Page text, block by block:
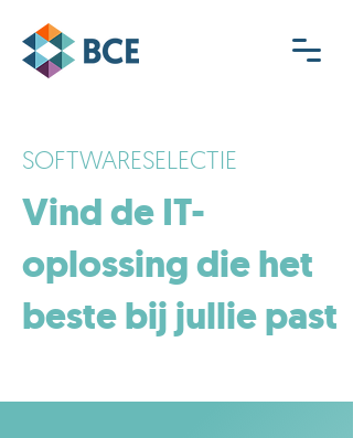
SOFTWARESELECTIE
Vind de IT-
oplossing die het
beste bij jullie past